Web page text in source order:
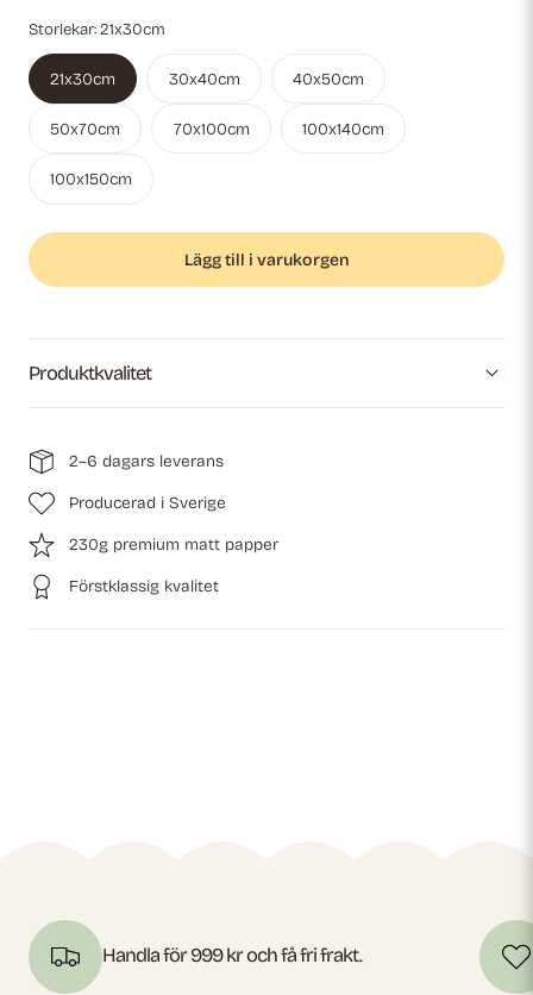
Storlekar:21x30cm
21x30cm 30x40cm 40x50cm
50x70cm 70x100cm 100x140cm
100x150cm
eller
tillgänglig
Lägg till i varukorgen
Produktkvalitet
2–6 dagars leverans
Producerad i Sverige
230g premium matt papper
Förstklassig kvalitet
Handla för 999 kr och få fri frakt.